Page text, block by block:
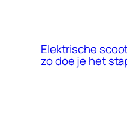
Elektrische
zo doe je het